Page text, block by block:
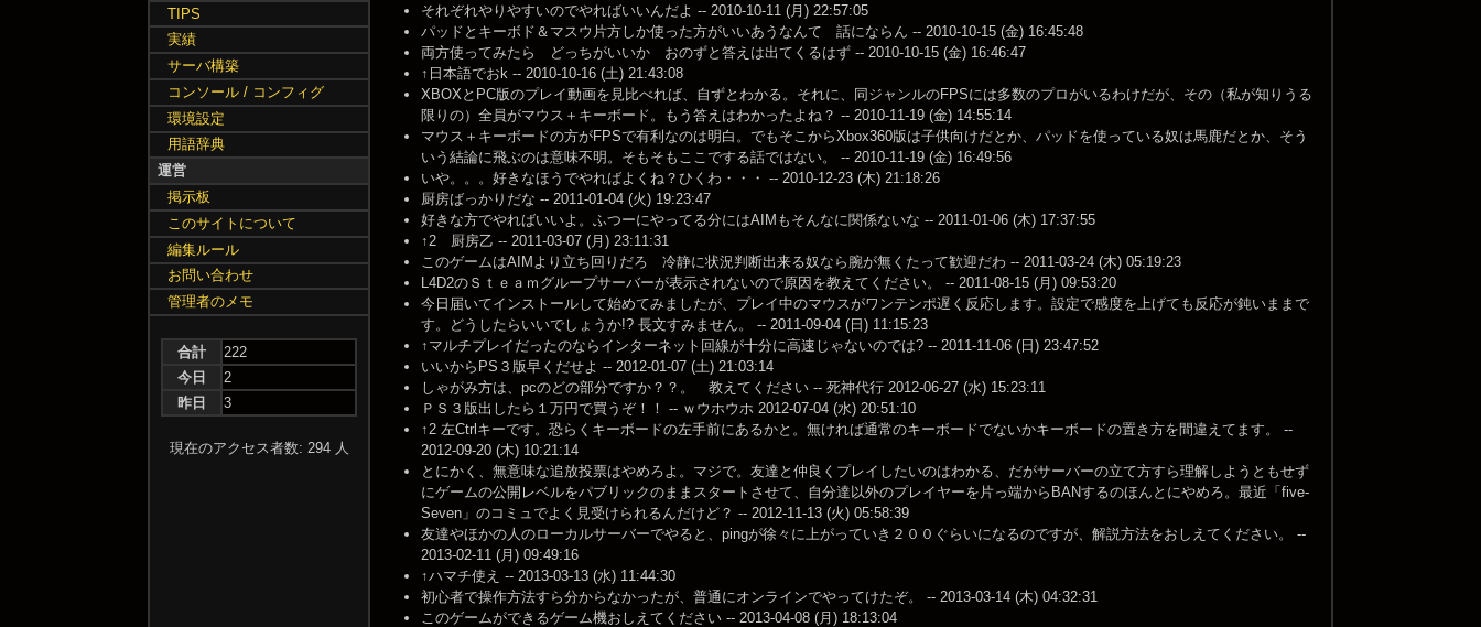
それぞれやりやすいのでやればいいんだよ -- 2010-10-11 (月) 22:57:05
パッドとキーボド＆マスウ片方しか使った方がいいあうなんて 話にならん -- 2010-10-15 (金) 16:45:48
両方使ってみたら どっちがいいか おのずと答えは出てくるはず -- 2010-10-15 (金) 16:46:47
↑日本語でおk -- 2010-10-16 (土) 21:43:08
XBOXとPC版のプレイ動画を見比べれば、自ずとわかる。それに、同ジャンルのFPSには多数のプロがいるわけだが、その（私が知りうる
限りの）全員がマウス＋キーボード。もう答えはわかったよね？ -- 2010-11-19 (金) 14:55:14
マウス＋キーボードの方がFPSで有利なのは明白。でもそこからXbox360版は子供向けだとか、パッドを使っている奴は馬鹿だとか、そう
いう結論に飛ぶのは意味不明。そもそもここでする話ではない。 -- 2010-11-19 (金) 16:49:56
いや。。。好きなほうでやればよくね？ひくわ・・・ -- 2010-12-23 (木) 21:18:26
厨房ばっかりだな -- 2011-01-04 (火) 19:23:47
好きな方でやればいいよ。ふつーにやってる分にはAIMもそんなに関係ないな -- 2011-01-06 (木) 17:37:55
↑2 厨房乙 -- 2011-03-07 (月) 23:11:31
このゲームはAIMより立ち回りだろ 冷静に状況判断出来る奴なら腕が無くたって歓迎だわ -- 2011-03-24 (木) 05:19:23
L4D2のＳｔｅａｍグループサーバーが表示されないので原因を教えてください。 -- 2011-08-15 (月) 09:53:20
今日届いてインストールして始めてみましたが、プレイ中のマウスがワンテンポ遅く反応します。設定で感度を上げても反応が鈍いままで
す。どうしたらいいでしょうか!? 長文すみません。 -- 2011-09-04 (日) 11:15:23
↑マルチプレイだったのならインターネット回線が十分に高速じゃないのでは? -- 2011-11-06 (日) 23:47:52
いいからPS３版早くだせよ -- 2012-01-07 (土) 21:03:14
しゃがみ方は、pcのどの部分ですか？？。 教えてください -- 死神代行 2012-06-27 (水) 15:23:11
ＰＳ３版出したら１万円で買うぞ！！ -- ｗウホウホ 2012-07-04 (水) 20:51:10
↑2 左Ctrlキーです。恐らくキーボードの左手前にあるかと。無ければ通常のキーボードでないかキーボードの置き方を間違えてます。 --
2012-09-20 (木) 10:21:14
とにかく、無意味な追放投票はやめろよ。マジで。友達と仲良くプレイしたいのはわかる、だがサーバーの立て方すら理解しようともせず
にゲームの公開レベルをパブリックのままスタートさせて、自分達以外のプレイヤーを片っ端からBANするのほんとにやめろ。最近「five-
Seven」のコミュでよく見受けられるんだけど？ -- 2012-11-13 (火) 05:58:39
友達やほかの人のローカルサーバーでやると、pingが徐々に上がっていき２００ぐらいになるのですが、解説方法をおしえてください。 --
2013-02-11 (月) 09:49:16
↑ハマチ使え -- 2013-03-13 (水) 11:44:30
初心者で操作方法すら分からなかったが、普通にオンラインでやってけたぞ。 -- 2013-03-14 (木) 04:32:31
このゲームができるゲーム機おしえてください -- 2013-04-08 (月) 18:13:04
TIPS
実績
サーバ構築
コンソール / コンフィグ
環境設定
用語辞典
運営
掲示板
このサイトについて
編集ルール
お問い合わせ
管理者のメモ
合計
222
今日
2
昨日
3
現在のアクセス者数: 294 人